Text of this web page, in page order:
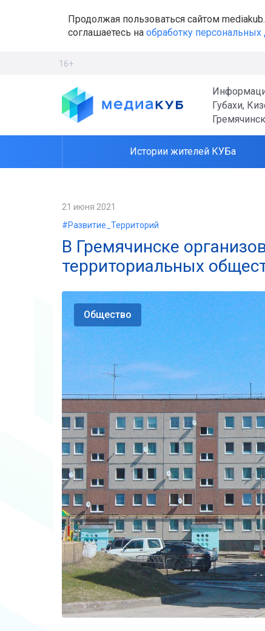
Продолжая пользоваться сайтом
соглашаетесь на обработку
16+
Губахи,
Истории жителей КУБа
21 июня 2021
#Развитие_Территорий
В Гремячинске
территориальных
Общество